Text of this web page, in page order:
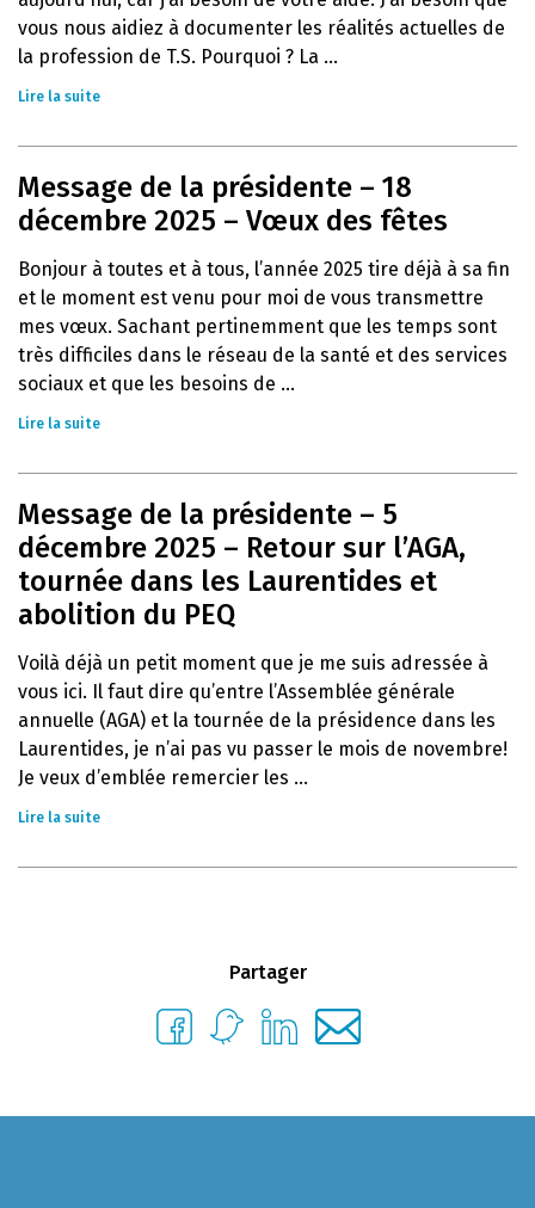
vous nous aidiez à documenter les réalités actuelles de
la profession de T.S. Pourquoi ? La ...
Lire la suite
Message de la présidente – 18
décembre 2025 – Vœux des fêtes
Bonjour à toutes et à tous, l’année 2025 tire déjà à sa fin
et le moment est venu pour moi de vous transmettre
mes vœux. Sachant pertinemment que les temps sont
très difficiles dans le réseau de la santé et des services
sociaux et que les besoins de ...
Lire la suite
Message de la présidente – 5
décembre 2025 – Retour sur l’AGA,
tournée dans les Laurentides et
abolition du PEQ
Voilà déjà un petit moment que je me suis adressée à
vous ici. Il faut dire qu’entre l’Assemblée générale
annuelle (AGA) et la tournée de la présidence dans les
Laurentides, je n’ai pas vu passer le mois de novembre!
Je veux d’emblée remercier les ...
Lire la suite
Partager